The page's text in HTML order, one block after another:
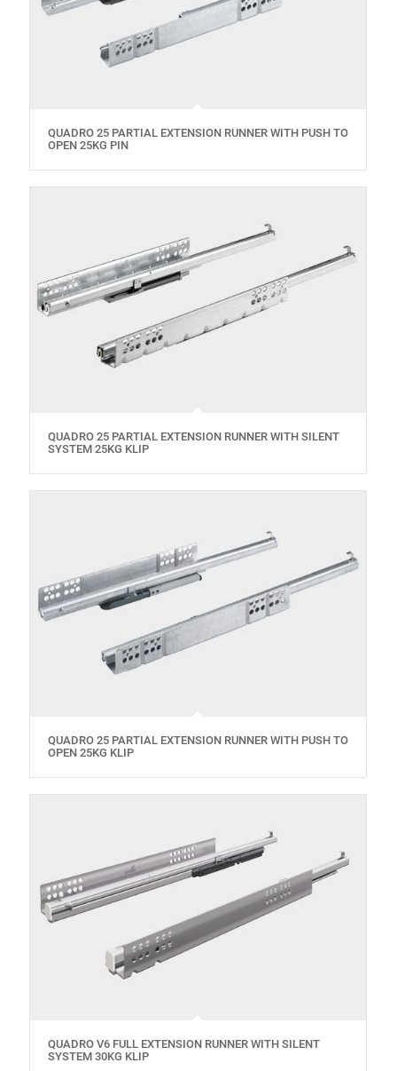
QUADRO 25 PARTIAL EXTENSION RUNNER WITH PUSH TO
OPEN 25KG PIN
QUADRO 25 PARTIAL EXTENSION RUNNER WITH SILENT
SYSTEM 25KG KLIP
QUADRO 25 PARTIAL EXTENSION RUNNER WITH PUSH TO
OPEN 25KG KLIP
QUADRO V6 FULL EXTENSION RUNNER WITH SILENT
SYSTEM 30KG KLIP